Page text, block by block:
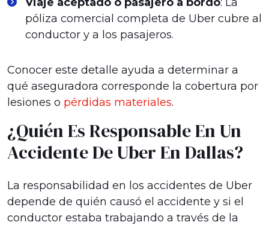
póliza comercial completa de Uber cubre al
conductor y a los pasajeros.
Conocer este detalle ayuda a determinar a
qué aseguradora corresponde la cobertura por
lesiones o pérdidas materiales.
¿Quién Es Responsable En Un
Accidente De Uber En Dallas?
La responsabilidad en los accidentes de Uber
depende de quién causó el accidente y si el
conductor estaba trabajando a través de la